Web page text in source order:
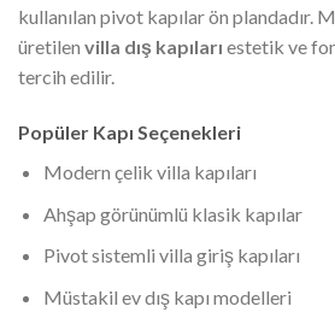
kullanılan pivot kapılar ön plandadır.
üretilen villa dış kapıları estetik ve
tercih edilir.
Popüler Kapı Seçenekleri
Modern çelik villa kapıları
Ahşap görünümlü klasik kapılar
Pivot sistemli villa giriş kapıları
Müstakil ev dış kapı modelleri